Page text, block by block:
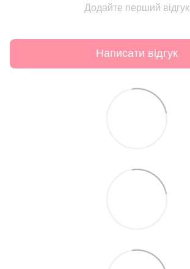
Додайте перший відгук
Написати відгук